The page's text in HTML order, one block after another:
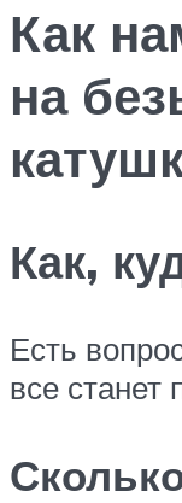
Как
на
Как,
Есть
все станет